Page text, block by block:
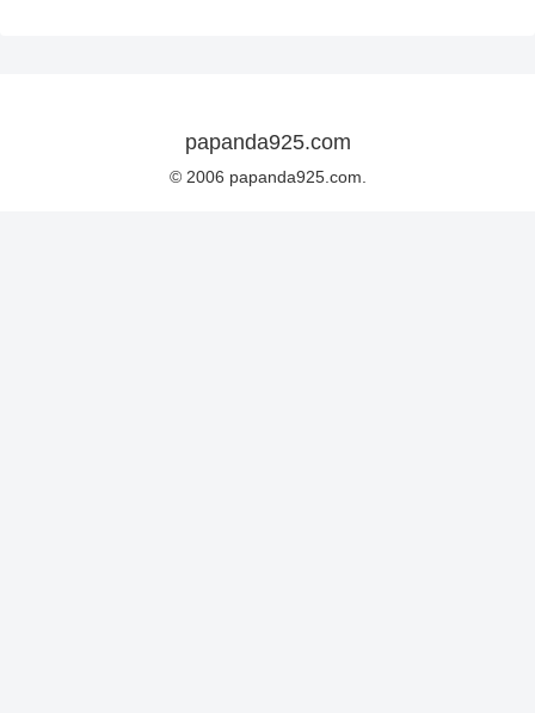
papanda925.com
© 2006 papanda925.com.